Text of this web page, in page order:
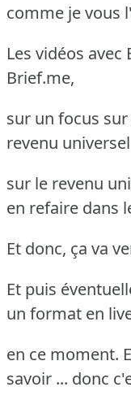
comme je vous
Les vidéos
Brief.me,
sur un focus
revenu
sur le revenu
en refaire dans
Et donc, ça va
Et puis
un format en
en ce moment.
savoir ... donc